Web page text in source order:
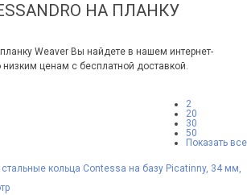
НА ПЛАНКУ
Weaver Вы найдете в нашем интернет-
ценам с бесплатной доставкой.
2
20
30
50
Показать все